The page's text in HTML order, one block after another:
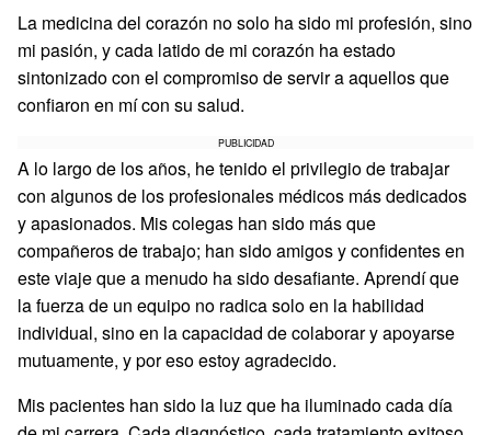
La medicina del corazón no solo ha sido mi profesión, sino
mi pasión, y cada latido de mi corazón ha estado
sintonizado con el compromiso de servir a aquellos que
confiaron en mí con su salud.
PUBLICIDAD
A lo largo de los años, he tenido el privilegio de trabajar
con algunos de los profesionales médicos más dedicados
y apasionados. Mis colegas han sido más que
compañeros de trabajo; han sido amigos y confidentes en
este viaje que a menudo ha sido desafiante. Aprendí que
la fuerza de un equipo no radica solo en la habilidad
individual, sino en la capacidad de colaborar y apoyarse
mutuamente, y por eso estoy agradecido.
Mis pacientes han sido la luz que ha iluminado cada día